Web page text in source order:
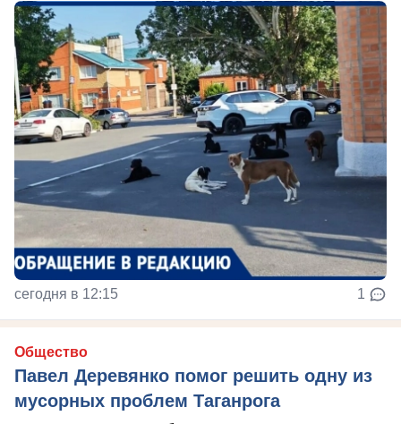
сегодня в 12:15 1
Общество
Павел Деревянко помог решить одну из
мусорных проблем Таганрога